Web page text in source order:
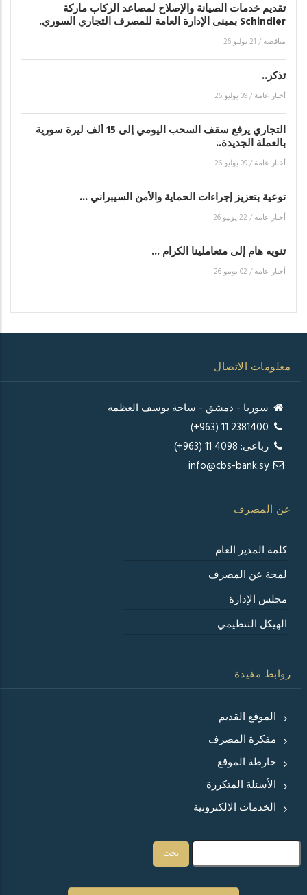
تقديم خدمات الصيانة والإصلاح لمصاعد الركاب ماركة
Schindler بمبنى الإدارة العامة للمصرف التجاري السوري.
مناقصة/ 21 يوليو 26
تذكر..
أخبار عامة/09 يوليو 26
التجاري يرفع سقف السحب اليومي إلى 15 ألف ليرة سورية
بالعملة الجديدة..
أخبار عامة/09 يوليو 26
توعية بتعزيز إجراءات الحماية والأمن السيبراني ...
أخبار عامة/ 22 يونيو 26
تنويه هام إلى متعاملينا الكرام ...
أخبار عامة/ 02 يونيو 26
معلومات الاتصال
سوريا - دمشق - ساحة يوسف العظمة
رباعي: 4098 11 (963+)
info@cbs-bank.sy
عن المصرف
كلمة المدير العام
لمحة عن المصرف
مجلس الإدارة
الهيكل التنظيمي
روابط مفيدة
الموقع القديم
مفكرة المصرف
خارطة الموقع
الأسئلة المتكررة
الخدمات الالكترونية